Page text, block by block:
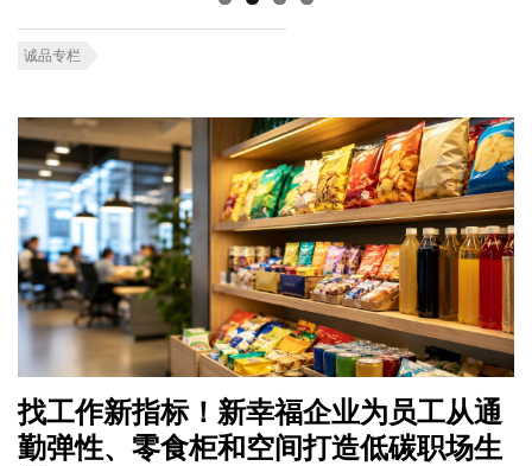
诚品专栏
找工作新指标！新幸福企业为员工从通
勤弹性、零食柜和空间打造低碳职场生